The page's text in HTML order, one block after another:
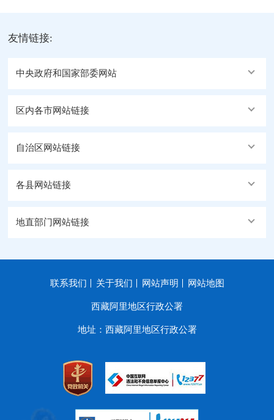
友情链接:
中央政府和国家部委网站
区内各市网站链接
自治区网站链接
各县网站链接
地直部门网站链接
联系我们 关于我们 网站声明 网站地图
西藏阿里地区行政公署
地址：西藏阿里地区行政公署